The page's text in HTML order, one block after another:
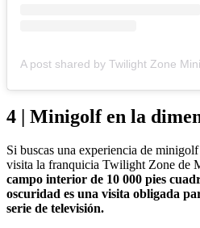
4 | Minigolf en la
Si buscas una experiencia de
visita la franquicia Twilight Zone de
campo interior de 10 000 pies
oscuridad es una visita obligada
serie de televisión.